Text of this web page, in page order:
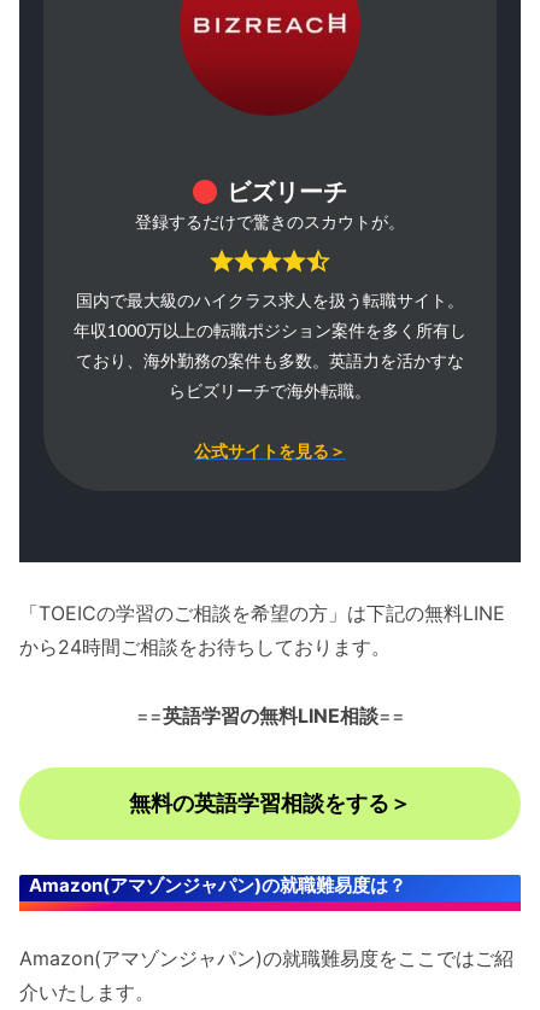
ビズリーチ
登録するだけで驚きのスカウトが。
国内で最大級のハイクラス求人を扱う転職サイト。
年収1000万以上の転職ポジション案件を多く所有し
ており、海外勤務の案件も多数。英語力を活かすな
らビズリーチで海外転職。
公式サイトを見る＞
「TOEICの学習のご相談を希望の方」は下記の無料LINE
から24時間ご相談をお待ちしております。
==英語学習の無料LINE相談==
無料の英語学習相談をする＞
Amazon(アマゾンジャパン)の就職難易度は？
Amazon(アマゾンジャパン)の就職難易度をここではご紹
介いたします。